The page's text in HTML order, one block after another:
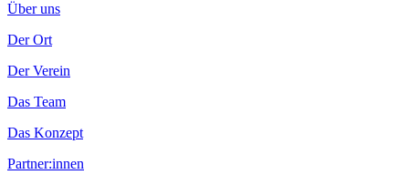
Über uns
Der Ort
Der Verein
Das Team
Das Konzept
Partner:innen